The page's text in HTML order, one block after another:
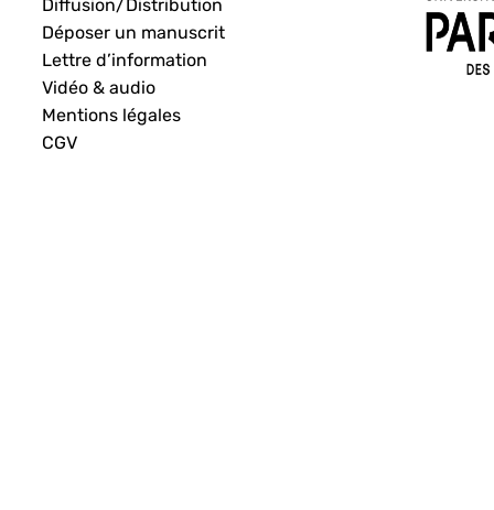
Diffusion/Distribution
Déposer un manuscrit
Lettre d’information
Vidéo & audio
Mentions légales
CGV